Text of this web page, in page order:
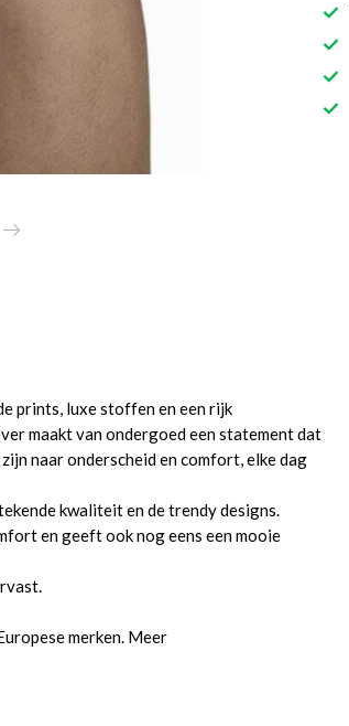
prints, luxe stoffen en een rijk
maakt van ondergoed een statement dat
naar onderscheid en comfort, elke dag
kwaliteit en de trendy designs.
en geeft ook nog eens een mooie
merken. Meer